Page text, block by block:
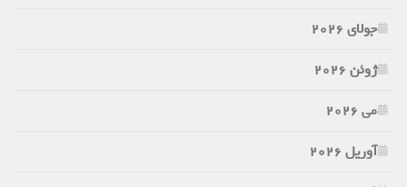
جولای 2026
ژوئن 2026
می 2026
آوریل 2026